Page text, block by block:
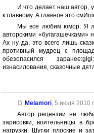
И что делает наш автор,
к главному. А главное это
Мы все любим юмор. Я
авторскими
Ах ну да, это всего лишь
противный мудрец с
обезопасился
изнасилования, сказочные
Melamori, 5 июля 2010 г.
Автор рецензии не
зарисовки, воительницы в
нагрузки. Шутки плоские и